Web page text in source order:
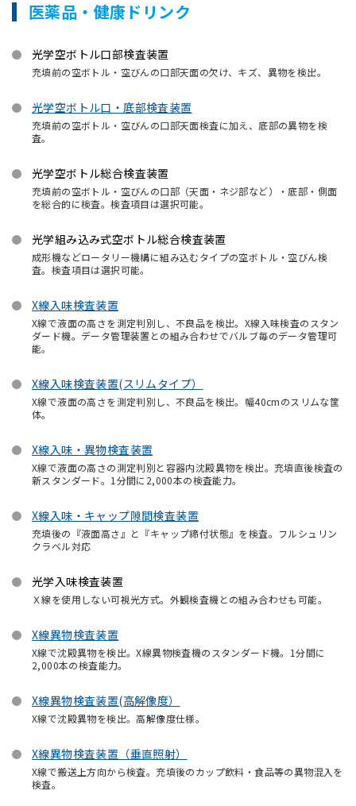
医薬品・健康ドリンク
光学空ボトル口部検査装置
充填前の空ボトル・空びんの口部天面の欠け、キズ、異物を検出。
光学空ボトル口・底部検査装置
充填前の空ボトル・空びんの口部天面検査に加え、底部の異物を検
査。
光学空ボトル総合検査装置
充填前の空ボトル・空びんの口部（天面・ネジ部など）・底部・側面
を総合的に検査。検査項目は選択可能。
光学組み込み式空ボトル総合検査装置
成形機などロータリー機構に組み込むタイプの空ボトル・空びん検
査。検査項目は選択可能。
X線入味検査装置
X線で液面の高さを測定判別し、不良品を検出。X線入味検査のスタン
ダード機。データ管理装置との組み合わせでバルブ毎のデータ管理可
能。
X線入味検査装置(スリムタイプ）
X線で液面の高さを測定判別し、不良品を検出。幅40cmのスリムな筐
体。
X線入味・異物検査装置
X線で液面の高さの測定判別と容器内沈殿異物を検出。充填直後検査の
新スタンダード。1分間に2,000本の検査能力。
X線入味・キャップ隙間検査装置
充填後の『液面高さ』と『キャップ締付状態』を検査。フルシュリン
クラベル対応
光学入味検査装置
Ｘ線を使用しない可視光方式。外観検査機との組み合わせも可能。
X線異物検査装置
X線で沈殿異物を検出。X線異物検査機のスタンダード機。1分間に
2,000本の検査能力。
X線異物検査装置(高解像度）
X線で沈殿異物を検出。高解像度仕様。
X線異物検査装置（垂直照射）
X線で搬送上方向から検査。充填後のカップ飲料・食品等の異物混入を
検査。